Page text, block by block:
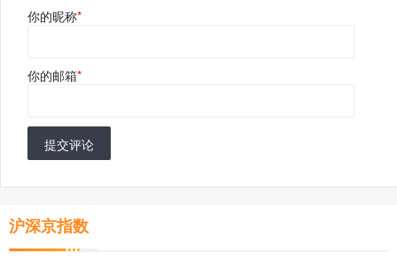
你的昵称*
你的邮箱*
提交评论
沪深京指数